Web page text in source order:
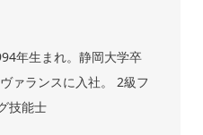
年生まれ。静岡大学卒
ァランスに入社。 2級フ
技能士